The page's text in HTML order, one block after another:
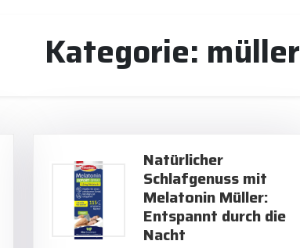
Kategorie: müller
Natürlicher
Schlafgenuss mit
Melatonin Müller:
Entspannt durch die
Nacht